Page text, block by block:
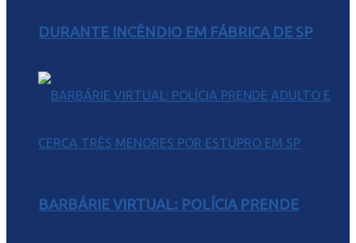
DURANTE INCÊNDIO EM FÁBRICA DE SP
BARBÁRIE VIRTUAL: POLÍCIA PRENDE